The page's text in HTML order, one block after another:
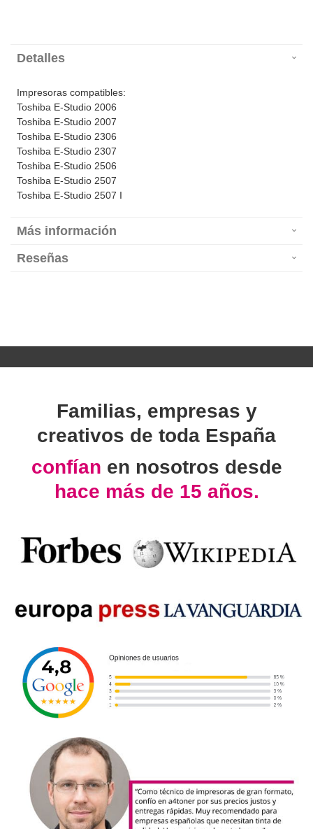
Detalles
Impresoras compatibles:
Toshiba E-Studio 2006
Toshiba E-Studio 2007
Toshiba E-Studio 2306
Toshiba E-Studio 2307
Toshiba E-Studio 2506
Toshiba E-Studio 2507
Toshiba E-Studio 2507 I
Más información
Reseñas
Familias, empresas y
creativos de toda España
confían en nosotros desde
hace más de 15 años.